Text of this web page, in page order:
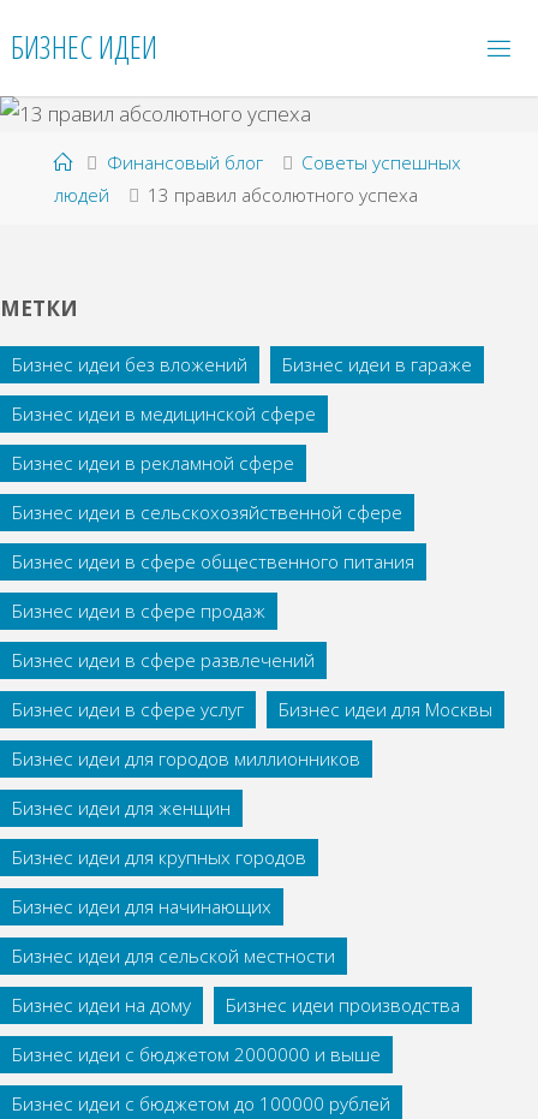
БИЗНЕС ИДЕИ
ГлавнаяФинансовый блог
Советы успешных
людей
13 правил абсолютного успеха
МЕТКИ
Бизнес идеи без вложений
Бизнес идеи в гараже
Бизнес идеи в медицинской сфере
Бизнес идеи в рекламной сфере
Бизнес идеи в сельскохозяйственной сфере
Бизнес идеи в сфере общественного питания
Бизнес идеи в сфере продаж
Бизнес идеи в сфере развлечений
Бизнес идеи в сфере услуг
Бизнес идеи для Москвы
Бизнес идеи для городов миллионников
Бизнес идеи для женщин
Бизнес идеи для крупных городов
Бизнес идеи для начинающих
Бизнес идеи для сельской местности
Бизнес идеи на дому
Бизнес идеи производства
Бизнес идеи с бюджетом 2000000 и выше
Бизнес идеи с бюджетом до 100000 рублей